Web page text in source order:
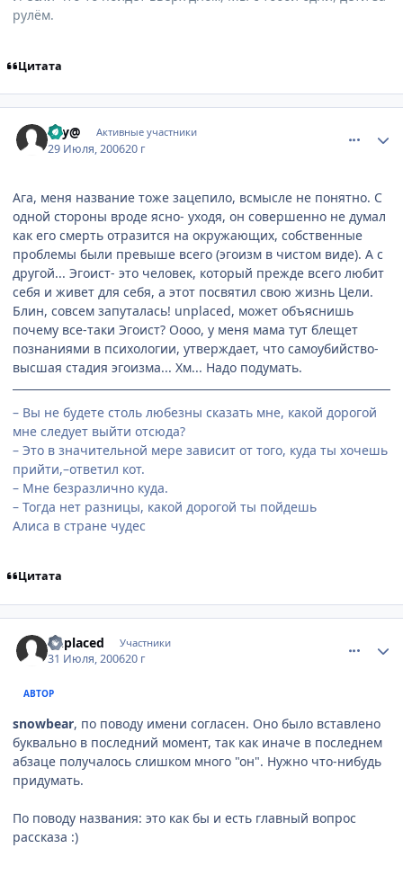
рулём.
Цитата
Fey@ Активные участники
29 Июля, 200620 г
Ага, меня название тоже зацепило, всмысле не понятно. С
одной стороны вроде ясно- уходя, он совершенно не думал
как его смерть отразится на окружающих, собственные
проблемы были превыше всего (эгоизм в чистом виде). А с
другой... Эгоист- это человек, который прежде всего любит
себя и живет для себя, а этот посвятил свою жизнь Цели.
Блин, совсем запуталась! unplaced, может объяснишь
почему все-таки Эгоист? Оооо, у меня мама тут блещет
познаниями в психологии, утверждает, что самоубийство-
высшая стадия эгоизма... Хм... Надо подумать.
– Вы не будете столь любезны сказать мне, какой дорогой
мне следует выйти отсюда?
– Это в значительной мере зависит от того, куда ты хочешь
прийти,–ответил кот.
– Мне безразлично куда.
– Тогда нет разницы, какой дорогой ты пойдешь
Алиса в стране чудес
Цитата
unplaced Участники
31 Июля, 200620 г
АВТОР
snowbear, по поводу имени согласен. Оно было вставлено
буквально в последний момент, так как иначе в последнем
абзаце получалось слишком много "он". Нужно что-нибудь
придумать.
По поводу названия: это как бы и есть главный вопрос
рассказа :)